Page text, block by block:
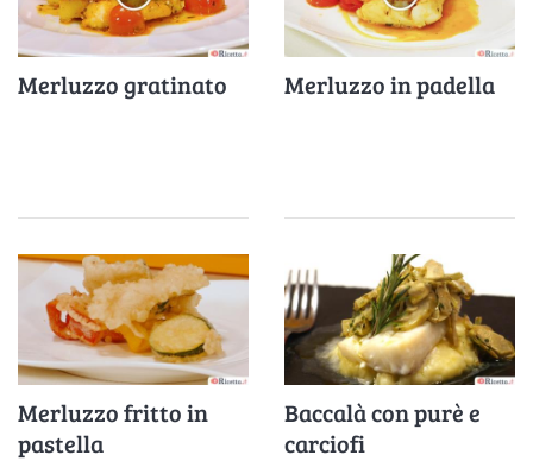
Merluzzo gratinato Merluzzo in padella
Merluzzo fritto in
pastella
Baccalà con purè e
carciofi